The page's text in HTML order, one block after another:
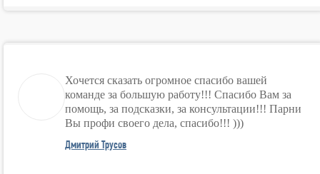
Хочется сказать огромное спасибо вашей
команде за большую работу!!! Спасибо Вам за
помощь, за подсказки, за консультации!!! Парни
Вы профи своего дела, спасибо!!! )))
Дмитрий Трусов